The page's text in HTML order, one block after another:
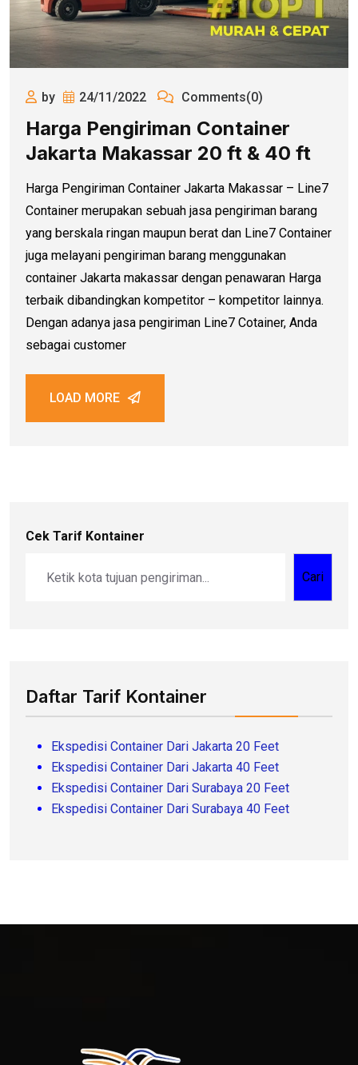
by 24/11/2022 Comments(0)
Harga Pengiriman Container
Jakarta Makassar 20 ft & 40 ft
Harga Pengiriman Container Jakarta Makassar – Line7
Container merupakan sebuah jasa pengiriman barang
yang berskala ringan maupun berat dan Line7 Container
juga melayani pengiriman barang menggunakan
container Jakarta makassar dengan penawaran Harga
terbaik dibandingkan kompetitor – kompetitor lainnya.
Dengan adanya jasa pengiriman Line7 Cotainer, Anda
sebagai customer
LOAD MORE
Cek Tarif Kontainer
Cari
Daftar Tarif Kontainer
Ekspedisi Container Dari Jakarta 20 Feet
Ekspedisi Container Dari Jakarta 40 Feet
Ekspedisi Container Dari Surabaya 20 Feet
Ekspedisi Container Dari Surabaya 40 Feet